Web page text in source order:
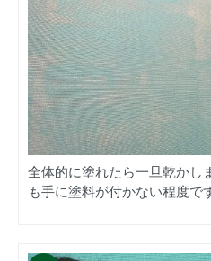
全体的に塗れたら一旦乾かし
も手に塗料が付かない程度で